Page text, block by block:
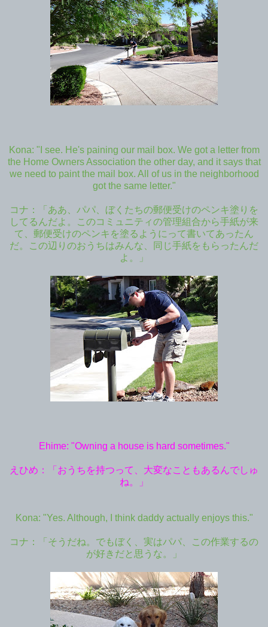
Kona: "I see. He's paining our mail box. We got a letter from
the Home Owners Association the other day, and it says that
we need to paint the mail box. All of us in the neighborhood
got the same letter."
コナ：「ああ、パパ、ぼくたちの郵便受けのペンキ塗りを
してるんだよ。このコミュニティの管理組合から手紙が来
て、郵便受けのペンキを塗るようにって書いてあったん
だ。この辺りのおうちはみんな、同じ手紙をもらったんだ
よ。」
Ehime: "Owning a house is hard sometimes."
えひめ：「おうちを持つって、大変なこともあるんでしゅ
ね。」
Kona: "Yes. Although, I think daddy actually enjoys this."
コナ：「そうだね。でもぼく、実はパパ、この作業するの
が好きだと思うな。」